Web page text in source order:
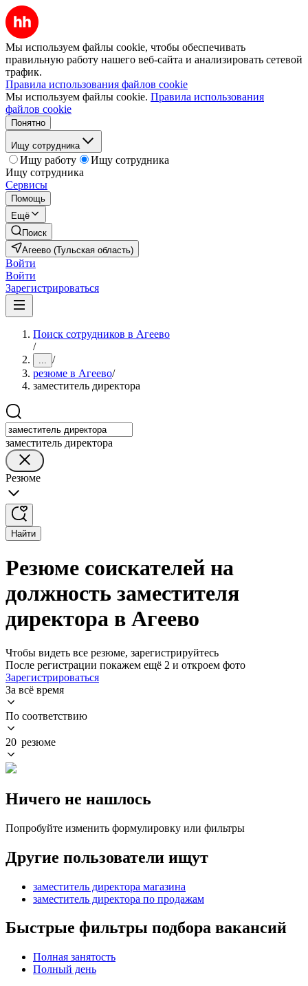
Мы используем файлы cookie, чтобы обеспечивать
правильную работу нашего веб-сайта и анализировать сетевой
трафик.
Правила использования файлов cookie
Мы используем файлы cookie. Правила использования
файлов cookie
Понятно
Ищу сотрудника
Ищу работу
Ищу сотрудника
Ищу сотрудника
Сервисы
Помощь
Ещё
Поиск
Агеево (Тульская область)
Войти
Войти
Зарегистрироваться
Поиск сотрудников в Агеево
/
... /
резюме в Агеево/
заместитель директора
заместитель директора
Резюме
Найти
Резюме соискателей на
должность заместителя
директора в Агеево
Чтобы видеть все резюме, зарегистрируйтесь
После регистрации покажем ещё 2 и откроем фото
Зарегистрироваться
За всё время
По соответствию
20 резюме
Ничего не нашлось
Попробуйте изменить формулировку или фильтры
Другие пользователи ищут
заместитель директора магазина
заместитель директора по продажам
Быстрые фильтры подбора вакансий
Полная занятость
Полный день